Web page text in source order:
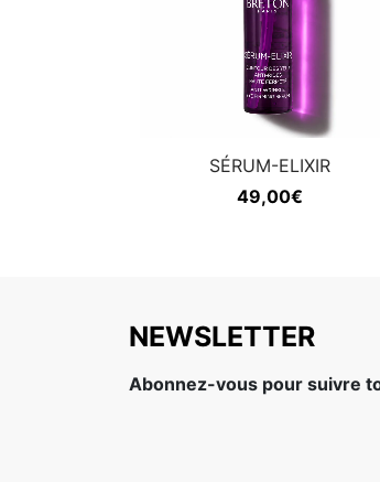
SÉRUM-ELIXIR
49,00€
NEWSLETTER
Abonnez-vous pour suivre